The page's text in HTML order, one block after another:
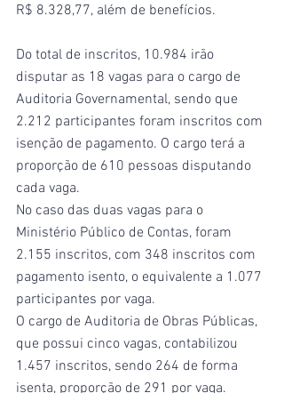
R$ 8.328,77, além de benefícios.
Do total de inscritos, 10.984 irão
disputar as 18 vagas para o cargo de
Auditoria Governamental, sendo que
2.212 participantes foram inscritos com
isenção de pagamento. O cargo terá a
proporção de 610 pessoas disputando
cada vaga.
No caso das duas vagas para o
Ministério Público de Contas, foram
2.155 inscritos, com 348 inscritos com
pagamento isento, o equivalente a 1.077
participantes por vaga.
O cargo de Auditoria de Obras Públicas,
que possui cinco vagas, contabilizou
1.457 inscritos, sendo 264 de forma
isenta, proporção de 291 por vaga.